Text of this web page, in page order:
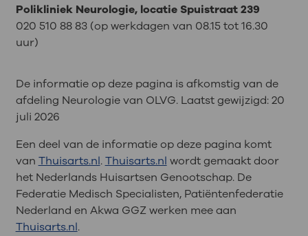
Polikliniek Neurologie, locatie Spuistraat 239
020 510 88 83 (op werkdagen van 08.15 tot 16.30
uur)
De informatie op deze pagina is afkomstig van de
afdeling Neurologie van OLVG. Laatst gewijzigd:20
juli 2026
Een deel van de informatie op deze pagina komt
van Thuisarts.nl.Thuisarts.nl wordt gemaakt door
het Nederlands Huisartsen Genootschap. De
Federatie Medisch Specialisten, Patiëntenfederatie
Nederland en Akwa GGZ werken mee aan
Thuisarts.nl.